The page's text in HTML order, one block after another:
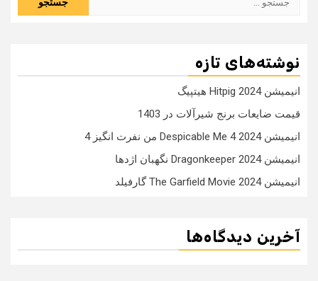
نوشته‌های تازه
انیمیشن Hitpig 2024 هیتپیگ
قیمت ضایعات برنج شیرآلات در 1403
انیمیشن Despicable Me 4 2024 من نفرت انگیز 4
انیمیشن Dragonkeeper 2024 نگهبان اژدها
انیمیشن The Garfield Movie 2024 گارفیلد
آخرین دیدگاه‌ها